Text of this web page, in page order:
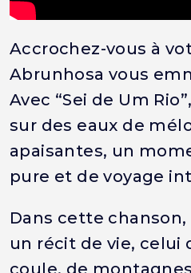
Accrochez-vous à
Abrunhosa vous
Avec “Sei de Um
sur des eaux de
apaisantes, un
pure et de voyage
Dans cette
un récit de vie, celui
coule, de